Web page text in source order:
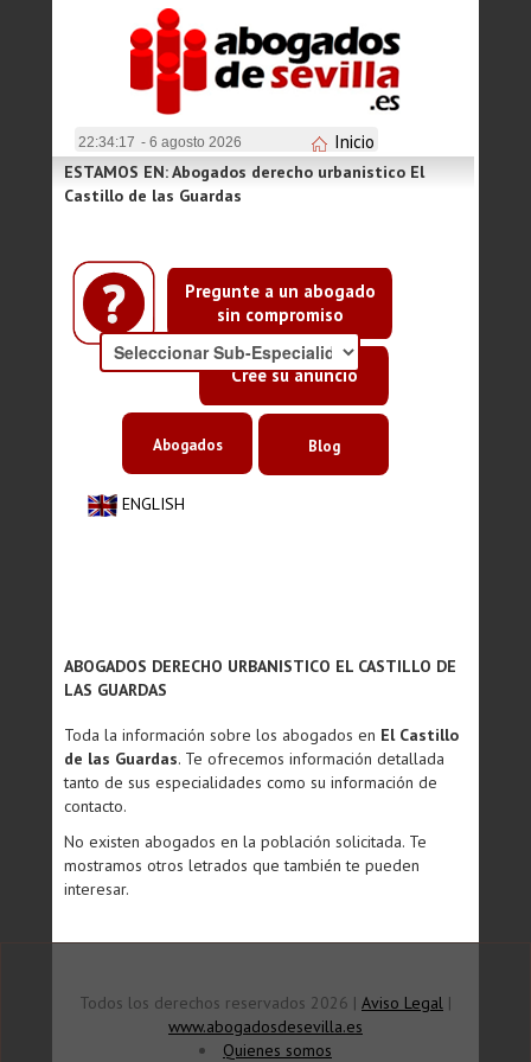
22:34:17 - 6 agosto 2026 Inicio
Pregunte a un abogado
sin compromiso
Cree su anuncio
ESTAMOS EN: Abogados derecho urbanistico El
Castillo de las Guardas
ENGLISH
Abogados Blog
ABOGADOS DERECHO URBANISTICO EL CASTILLO DE
LAS GUARDAS
Toda la información sobre los abogados en El Castillo
de las Guardas. Te ofrecemos información detallada
tanto de sus especialidades como su información de
contacto.
No existen abogados en la población solicitada. Te
mostramos otros letrados que también te pueden
interesar.
Todos los derechos reservados 2026 | Aviso Legal |
www.abogadosdesevilla.es
Quienes somos